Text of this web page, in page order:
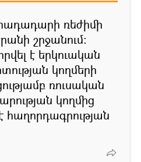
ռեժիմի
շրջանում:
է երկուական
կողմերի
ռուսական
կողմից
հաղորդագրության